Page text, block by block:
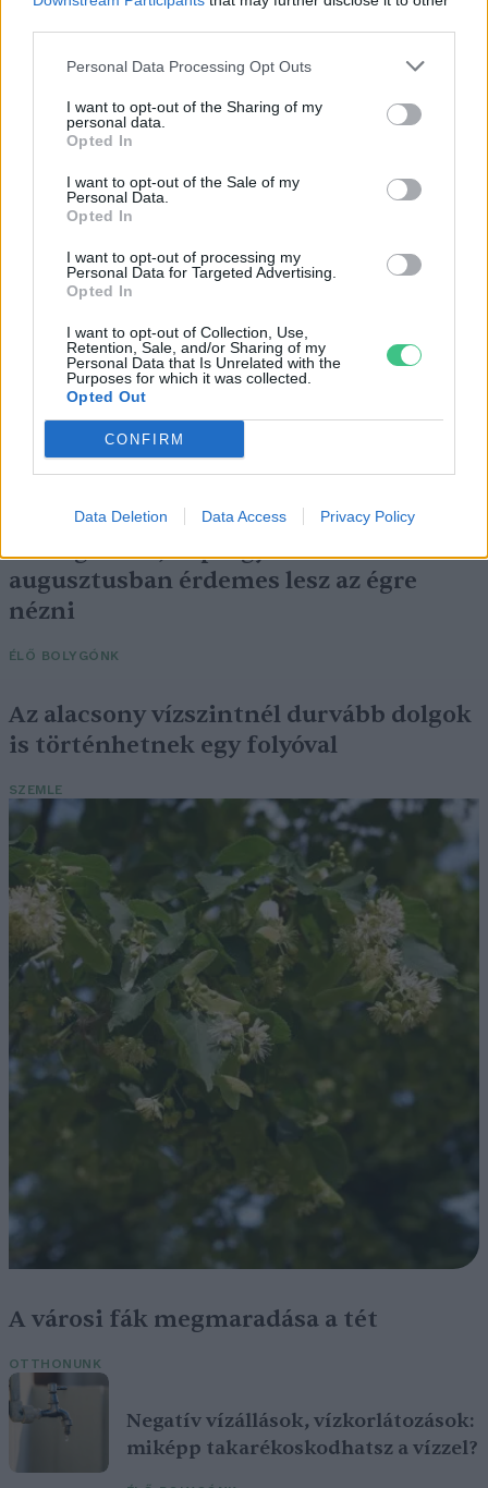
Personal Data Processing Opt Outs
I want to opt-out of the Sharing of my
personal data.
Opted In
I want to opt-out of the Sale of my
Personal Data.
Opted In
I want to opt-out of processing my
Personal Data for Targeted Advertising.
Opted In
I want to opt-out of Collection, Use,
Retention, Sale, and/or Sharing of my
Personal Data that Is Unrelated with the
Purposes for which it was collected.
Opted Out
CONFIRM
Data Deletion Data Access Privacy Policy
Miért viseli meg az embert a hőség és
mit tehetünk ellene?
Csillaghullás, napfogyatkozás:
augusztusban érdemes lesz az égre
nézni
ÉLŐ BOLYGÓNK
Az alacsony vízszintnél durvább dolgok
is történhetnek egy folyóval
SZEMLE
A városi fák megmaradása a tét
OTTHONUNK
Negatív vízállások, vízkorlátozások:
miképp takarékoskodhatsz a vízzel?